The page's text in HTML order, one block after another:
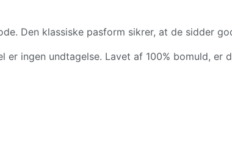
Den klassiske pasform sikrer, at de sidder
ingen undtagelse. Lavet af 100% bomuld, er